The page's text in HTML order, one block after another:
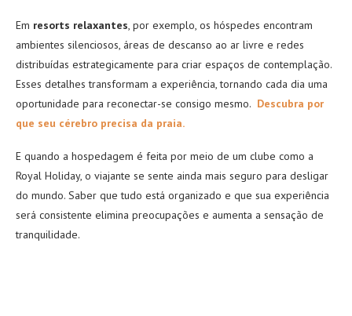
Em resorts relaxantes, por exemplo, os hóspedes encontram
ambientes silenciosos, áreas de descanso ao ar livre e redes
distribuídas estrategicamente para criar espaços de contemplação.
Esses detalhes transformam a experiência, tornando cada dia uma
oportunidade para reconectar-se consigo mesmo. Descubra por
que seu cérebro precisa da praia.
E quando a hospedagem é feita por meio de um clube como a
Royal Holiday, o viajante se sente ainda mais seguro para desligar
do mundo. Saber que tudo está organizado e que sua experiência
será consistente elimina preocupações e aumenta a sensação de
tranquilidade.